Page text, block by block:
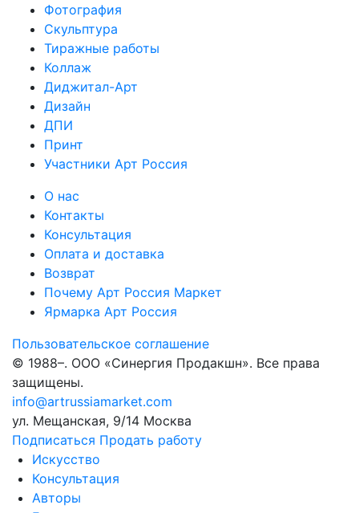
Фотография
Скульптура
Тиражные работы
Коллаж
Диджитал-Арт
Дизайн
ДПИ
Принт
Участники Арт Россия
О нас
Контакты
Консультация
Оплата и доставка
Возврат
Почему Арт Россия Маркет
Ярмарка Арт Россия
Пользовательское соглашение
© 1988–. ООО «Синергия Продакшн». Все права
защищены.
info@artrussiamarket.com
ул. Мещанская, 9/14 Москва
Подписаться Продать работу
Искусство
Консультация
Авторы